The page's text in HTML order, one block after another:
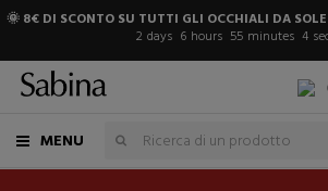
🌞 8€ DI SCONTO SU TUTTI GLI OCCHIALI DA
2 days 6 hours 55 minutes 3
MENU